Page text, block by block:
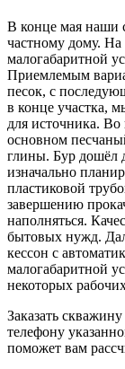
В конце мая наши
частному дому. На
малогабаритной
Приемлемым
песок, с
в конце участка,
для источника.
основном
глины. Бур дошёл
изначально
пластиковой
завершению
наполняться.
бытовых нужд.
кессон с
малогабаритной
некоторых
Заказать
телефону
поможет вам